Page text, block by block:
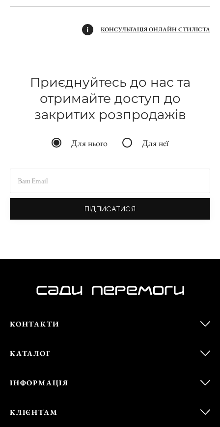
КОНСУЛЬТАЦІЯ ОНЛАЙН СТИЛІСТА
Приєднуйтесь до нас та
отримайте доступ до
закритих розпродажів
Для нього Для неї
ПІДПИСАТИСЯ
КОНТАКТИ
КАТАЛОГ
ІНФОРМАЦІЯ
КЛІЄНТАМ